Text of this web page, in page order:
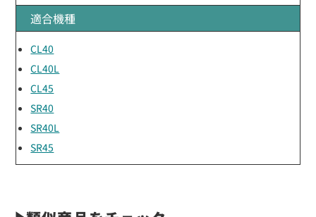
適合機種
CL40
CL40L
CL45
SR40
SR40L
SR45